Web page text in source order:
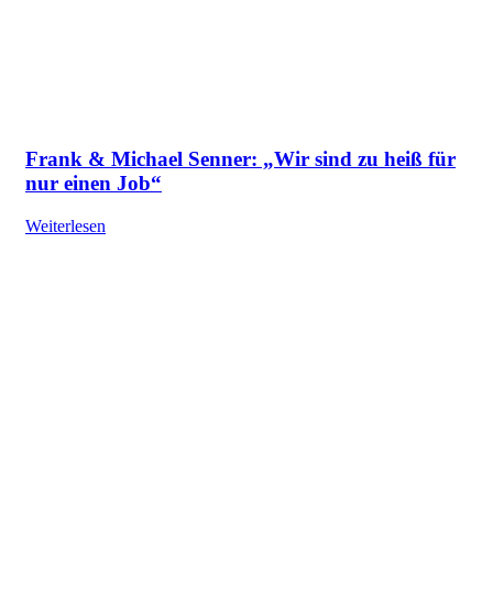
Frank & Michael Senner: „Wir sind zu heiß für
nur einen Job“
Weiterlesen